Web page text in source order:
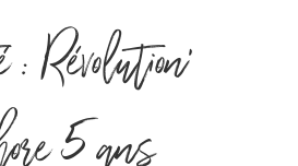
5 ans